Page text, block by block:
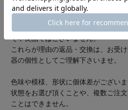
気泡、細かなピンホール、突起、小
す。
これらは製造過程で生じるもので、
で不良品ではございません。
これらが理由の返品・交換は、お受け
器の個性としてご理解下さいませ。
色味や模様、形状に個体差がござい
状態をお選び頂くことや、複数ご注
ことはできません。